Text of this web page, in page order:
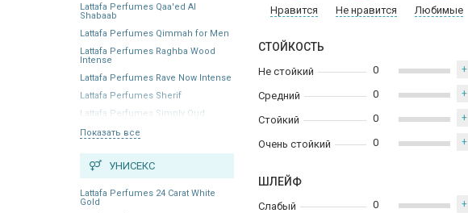
Lattafa Perfumes Qaa'ed Al
Shabaab
Lattafa Perfumes Qimmah for Men
Lattafa Perfumes Raghba Wood
Intense
Lattafa Perfumes Rave Now Intense
Lattafa Perfumes Sherif
Lattafa Perfumes Simply Oud
Показать все
УНИСЕКС
Lattafa Perfumes 24 Carat White
Gold
Нравится Не нравится Любимые
СТОЙКОСТЬ
Не стойкий
Средний
Стойкий
Очень стойкий
0 +
0 +
0 +
0 +
ШЛЕЙФ
Слабый
0 +